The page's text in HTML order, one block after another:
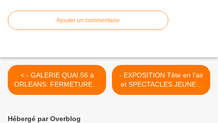
Ajouter un commentaire
< - GALERIE QUAI 56 à
ORLEANS: FERMETURE le
28 DECEMBRE 2014 et
février 2015
- EXPOSITION Tête en l'air
et SPECTACLES JEUNE...
>
Hébergé par Overblog